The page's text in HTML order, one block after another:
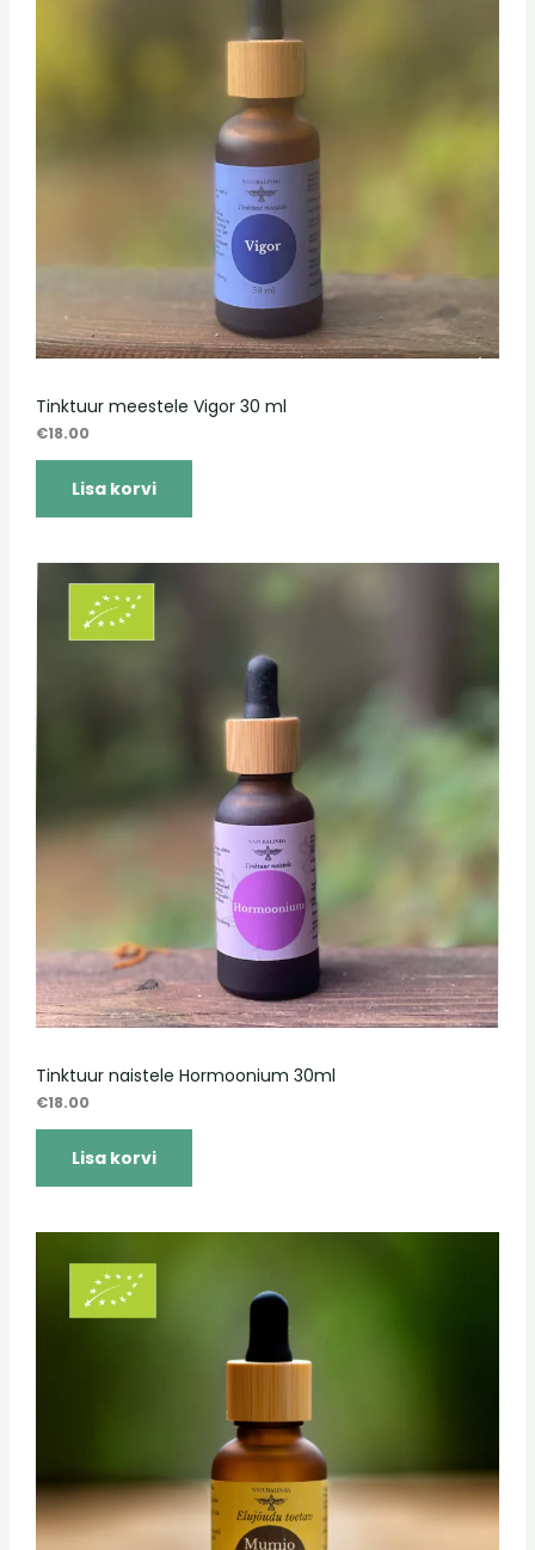
Tinktuur meestele Vigor 30 ml
€18.00
Lisa korvi
Tinktuur naistele Hormoonium 30ml
€18.00
Lisa korvi